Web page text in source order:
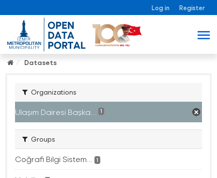
Log in Register
Datasets
Organizations
Ulaşım Dairesi Başka... 1
Groups
Coğrafi Bilgi Sistem... 1